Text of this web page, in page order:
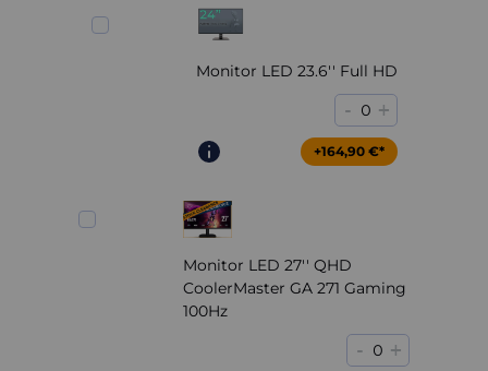
Monitor LED 23.6'' Full HD
- 0 +
+164,90 €*
Monitor LED 27'' QHD
CoolerMaster GA 271 Gaming
100Hz
- 0 +